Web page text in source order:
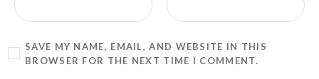
SAVE MY NAME, EMAIL, AND WEBSITE IN THIS
BROWSER FOR THE NEXT TIME I COMMENT.